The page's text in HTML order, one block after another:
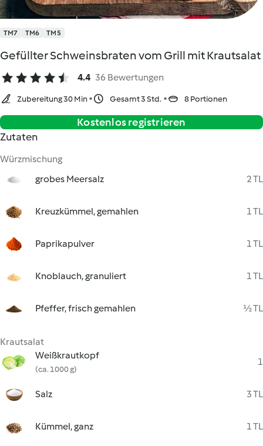
TM7 TM6 TM5
Gefüllter Schweinsbraten vom Grill mit Krautsalat
4.4 36 Bewertungen
Zubereitung 30 Min Gesamt 3 Std. 8 Portionen
Kostenlos registrieren
Zutaten
Würzmischung
grobes Meersalz
2 TL
Kreuzkümmel, gemahlen 1 TL
Paprikapulver 1 TL
Knoblauch, granuliert 1 TL
Pfeffer, frisch gemahlen ½ TL
Krautsalat
Weißkrautkopf
(ca. 1000 g)
1
Salz 3 TL
Kümmel, ganz 1 TL